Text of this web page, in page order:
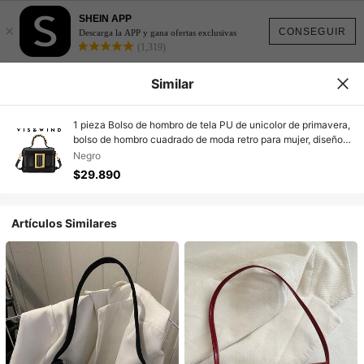
CONSEGUIR
×
SHEIN APP
Descarga la APP y gana ofertas exclusivas
(1,319)
Similar
1 pieza Bolso de hombro de tela PU de unicolor de primavera,
bolso de hombro cuadrado de moda retro para mujer, diseño
de asa superior única, cierre de presión, correa de hombro
ajustable y desmontable para uso al hombro o cruzado,
adecuado para oficina, campus, trabajo, transporte,
Negro
$29.890
Artículos Similares